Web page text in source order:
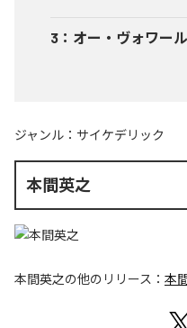
3 ： オー・ヴォワール
ジャンル： サイケデリック
本間英之
本間英之の他のリリース： 本